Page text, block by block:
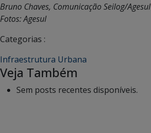
Bruno Chaves, Comunicação Seilog/Agesul
Fotos: Agesul
Categorias :
Infraestrutura Urbana
Veja Também
Sem posts recentes disponíveis.